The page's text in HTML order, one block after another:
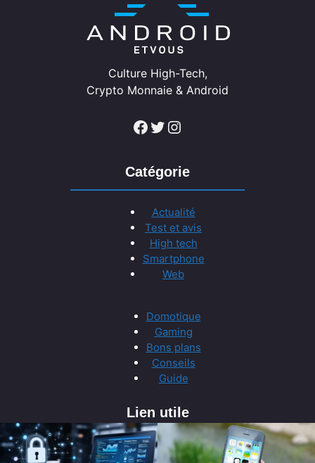
Culture High-Tech,
Crypto Monnaie & Android
Facebook Twitter Instagram
Catégorie
Actualité
Test et avis
High tech
Smartphone
Web
Domotique
Gaming
Bons plans
Conseils
Guide
Lien utile